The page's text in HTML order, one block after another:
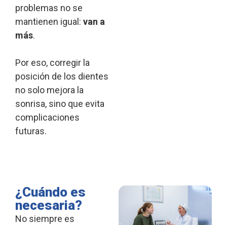
problemas no se
mantienen igual: van a
más.
Por eso, corregir la
posición de los dientes
no solo mejora la
sonrisa, sino que evita
complicaciones
futuras.
¿Cuándo es
necesaria?
No siempre es